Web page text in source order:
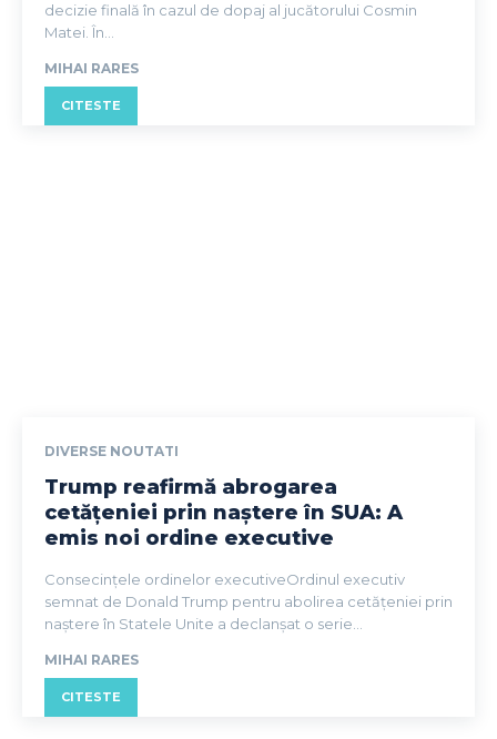
decizie finală în cazul de dopaj al jucătorului Cosmin
Matei. În...
MIHAI RARES
CITESTE
DIVERSE NOUTATI
Trump reafirmă abrogarea
cetățeniei prin naștere în SUA: A
emis noi ordine executive
Consecințele ordinelor executiveOrdinul executiv
semnat de Donald Trump pentru abolirea cetățeniei prin
naștere în Statele Unite a declanșat o serie...
MIHAI RARES
CITESTE